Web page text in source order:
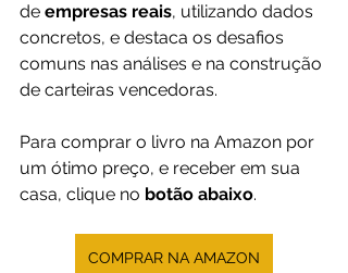
de empresas reais, utilizando dados
concretos, e destaca os desafios
comuns nas análises e na construção
de carteiras vencedoras.
Para comprar o livro na Amazon por
um ótimo preço, e receber em sua
casa, clique no botão abaixo.
COMPRAR NA AMAZON